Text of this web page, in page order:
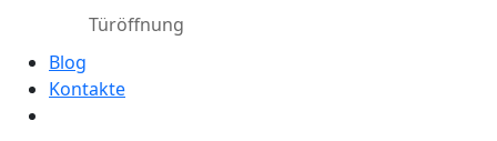
Türöffnung
Blog
Kontakte